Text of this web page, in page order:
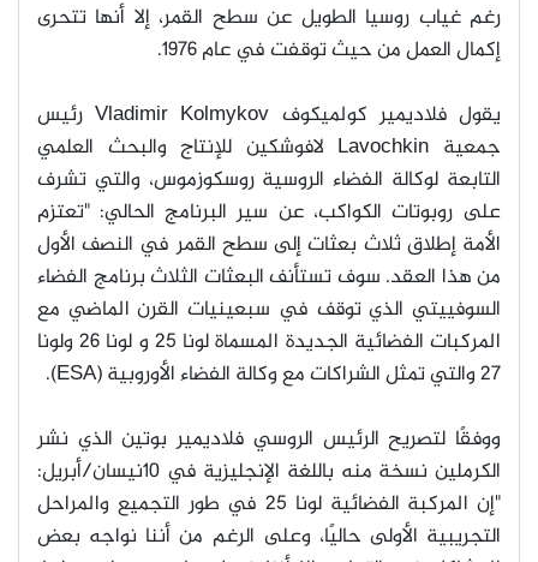
رغم غياب روسيا الطويل عن سطح القمر، إلا أنها تتحرى
إكمال العمل من حيث توقفت في عام 1976
.
يقول فلاديمير كولميكوف
رئيس
جمعية
لافوشكين للإنتاج والبحث العلمي
التابعة لوكالة الفضاء الروسية روسكوزموس، والتي تشرف
على روبوتات الكواكب، عن سير البرنامج الحالي: "تعتزم
الأمة إطلاق ثلاث بعثات إلى سطح القمر في النصف الأول
من هذا العقد. سوف تستأنف البعثات الثلاث برنامج الفضاء
السوفييتي الذي توقف في سبعينيات القرن الماضي مع
المركبات الفضائية الجديدة المسماة لونا 25 و لونا 26 ولونا
27 والتي تمثل الشراكات مع وكالة الفضاء الأوروبية
(ESA).
ووفقًا لتصريح الرئيس الروسي فلاديمير بوتين الذي نشر
الكرملين نسخة منه باللغة الإنجليزية في 10نيسان/أبريل:
"إن المركبة الفضائية لونا 25 في طور التجميع والمراحل
التجريبية الأولى حاليًا، وعلى الرغم من أننا نواجه بعض